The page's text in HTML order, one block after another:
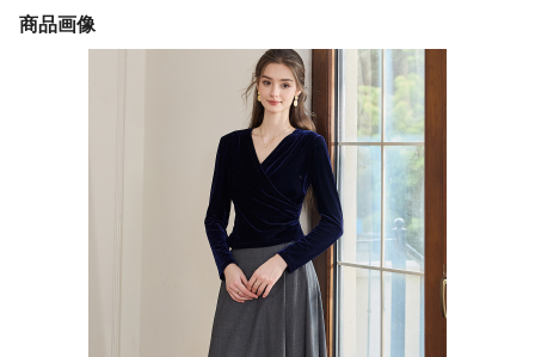
商品画像